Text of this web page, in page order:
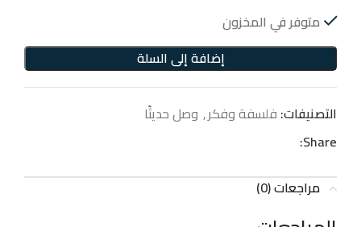
متوفر في المخزون
إضافة إلى السلة
التصنيفات: فلسفة وفكر, وصل حديثًا
Share:
مراجعات (0)